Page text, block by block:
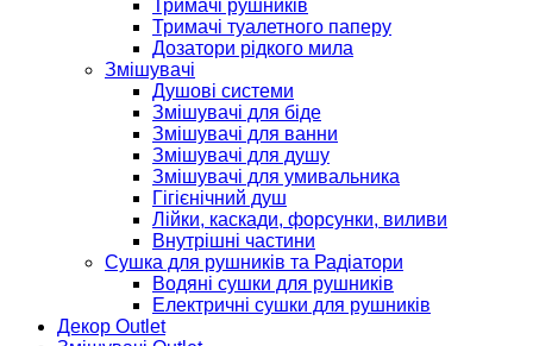
Тримачі рушників
Тримачі туалетного паперу
Дозатори рідкого мила
Змішувачі
Душові системи
Змішувачі для біде
Змішувачі для ванни
Змішувачі для душу
Змішувачі для умивальника
Гігієнічний душ
Лійки, каскади, форсунки, виливи
Внутрішні частини
Сушка для рушників та Радіатори
Водяні сушки для рушників
Електричні сушки для рушників
Декор Outlet